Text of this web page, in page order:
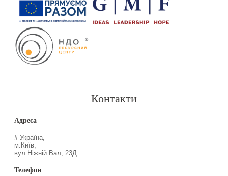
Контакти
Адреса
# Україна,
м.Київ,
вул.Ніжній Вал, 23Д
Телефон